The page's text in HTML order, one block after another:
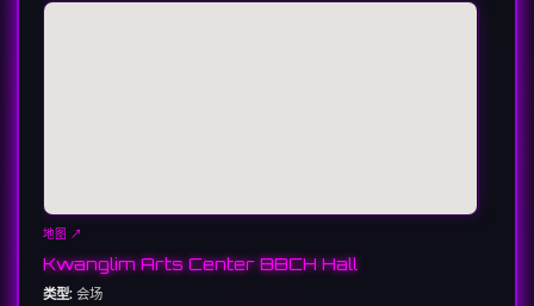
地图 ↗
Kwanglim Arts Center BBCH Hall
类型: 会场